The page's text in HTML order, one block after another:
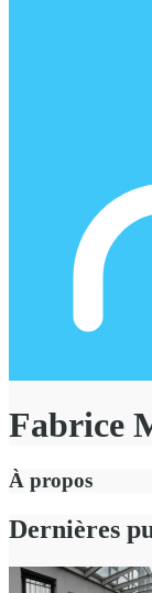
Fabrice
À propos
Dernières